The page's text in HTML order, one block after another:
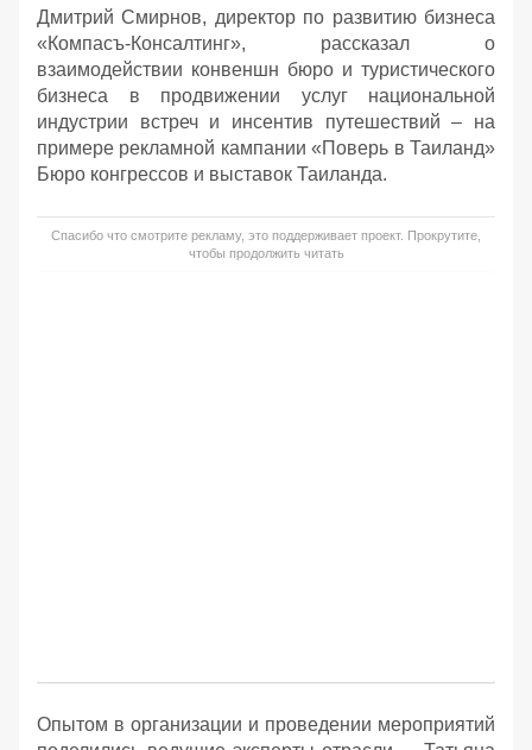
Дмитрий Смирнов, директор по развитию бизнеса
«Компасъ-Консалтинг», рассказал о
взаимодействии конвеншн бюро и туристического
бизнеса в продвижении услуг национальной
индустрии встреч и инсентив путешествий – на
примере рекламной кампании «Поверь в Таиланд»
Бюро конгрессов и выставок Таиланда.
Спасибо что смотрите рекламу, это поддерживает проект. Прокрутите,
чтобы продолжить читать
Опытом в организации и проведении мероприятий